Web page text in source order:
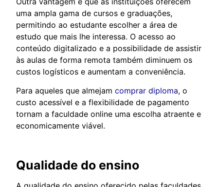
uma ampla gama de cursos e graduações,
permitindo ao estudante escolher a área de
estudo que mais lhe interessa. O acesso ao
conteúdo digitalizado e a possibilidade de assistir
às aulas de forma remota também diminuem os
custos logísticos e aumentam a conveniência.
Para aqueles que almejam comprar diploma, o
custo acessível e a flexibilidade de pagamento
tornam a faculdade online uma escolha atraente e
economicamente viável.
Qualidade do ensino